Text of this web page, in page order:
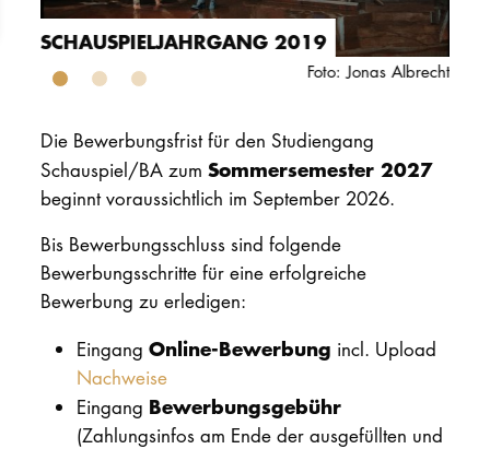
ABSCHLUSSJAHRGANG
SCHAUSPIEL 2022
SCHAUSPIELJAHRGANG 2019
Foto: Jonas Albrecht
Die Bewerbungsfrist für den Studiengang
Schauspiel/BA zum Sommersemester 2027
beginnt voraussichtlich im September 2026.
Bis Bewerbungsschluss sind folgende
Bewerbungsschritte für eine erfolgreiche
Bewerbung zu erledigen:
Eingang Online-Bewerbung incl. Upload
Nachweise
Eingang Bewerbungsgebühr
(Zahlungsinfos am Ende der ausgefüllten und
myCampus